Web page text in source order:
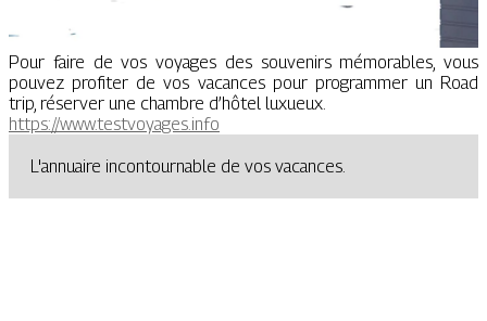
Pour faire de vos voyages des souvenirs mémorables, vous
pouvez profiter de vos vacances pour programmer un Road
trip, réserver une chambre d’hôtel luxueux.
https://www.testvoyages.info
L'annuaire incontournable de vos vacances.